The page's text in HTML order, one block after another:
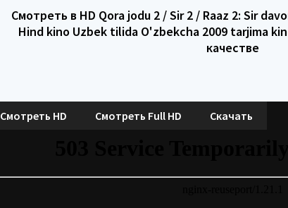
Смотреть в HD Qora jodu 2 / Sir 2 / Raaz 2: Sir
Hind kino Uzbek tilida O'zbekcha 2009 tarjima
качестве
Смотреть HD Смотреть Full HD Скачать